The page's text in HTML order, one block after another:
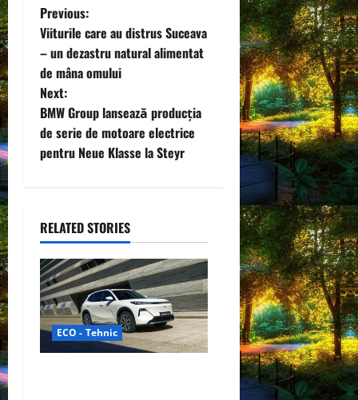
P
o
s
t
n
v
i
g
a
t
Previous:
Viiturile care au distrus Suceava
– un dezastru natural alimentat
de mâna omului
Next:
BMW Group lansează producția
de serie de motoare electrice
pentru Neue Klasse la Steyr
RELATED STORIES
ECO - Tehnic